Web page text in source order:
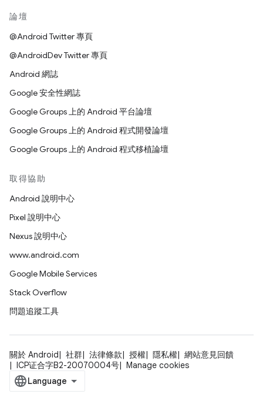
論壇
@Android Twitter 專頁
@AndroidDev Twitter 專頁
Android 網誌
Google 安全性網誌
Google Groups 上的 Android 平台論壇
Google Groups 上的 Android 程式開發論壇
Google Groups 上的 Android 程式移植論壇
取得協助
Android 說明中心
Pixel 說明中心
Nexus 說明中心
www.android.com
Google Mobile Services
Stack Overflow
問題追蹤工具
關於 Android 社群 法律條款 授權 隱私權
網站意見回饋
ICP证合字B2-20070004号
Manage cookies